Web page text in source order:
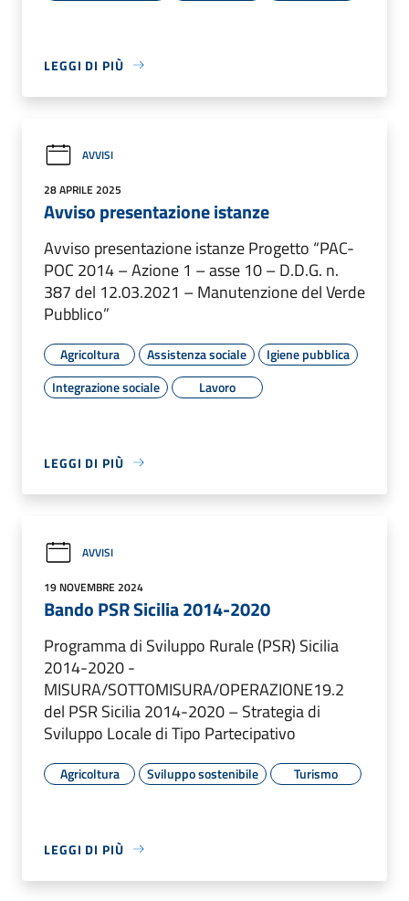
LEGGI DI PIÙ
AVVISI
28 APRILE 2025
Avviso presentazione istanze
Avviso presentazione istanze Progetto “PAC-
POC 2014 – Azione 1 – asse 10 – D.D.G. n.
387 del 12.03.2021 – Manutenzione del Verde
Pubblico”
Agricoltura Assistenza sociale
Igiene pubblica
Integrazione sociale
Lavoro
LEGGI DI PIÙ
AVVISI
19 NOVEMBRE 2024
Bando PSR Sicilia 2014-2020
Programma di Sviluppo Rurale (PSR) Sicilia
2014-2020 -
MISURA/SOTTOMISURA/OPERAZIONE19.2
del PSR Sicilia 2014-2020 – Strategia di
Sviluppo Locale di Tipo Partecipativo
Agricoltura Sviluppo sostenibile Turismo
LEGGI DI PIÙ